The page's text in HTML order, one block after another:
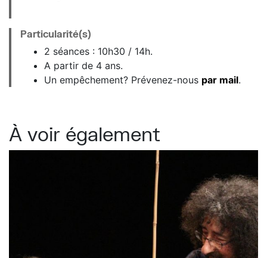
Particularité(s)
2 séances : 10h30 / 14h.
A partir de 4 ans.
Un empêchement? Prévenez-nous par mail.
À voir également